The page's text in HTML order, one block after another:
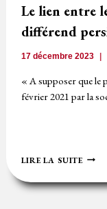
Le lien entre
différend
17 décembre 2023
« A supposer que le
février 2021 par la
LIRE LA SUITELE
LE